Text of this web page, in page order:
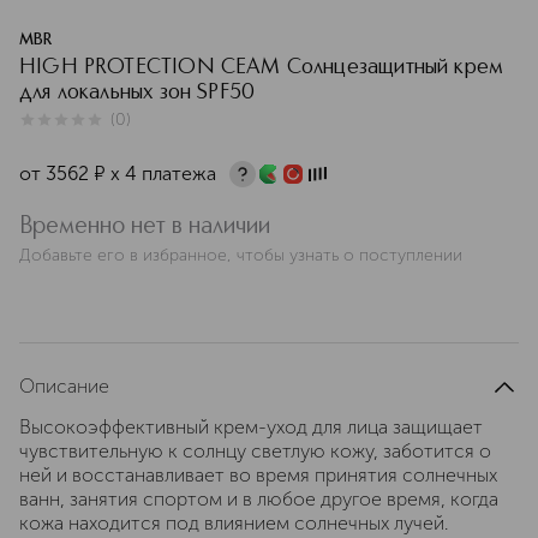
MBR
HIGH PROTECTION CEAM Солнцезащитный крем
для локальных зон SPF50
(0)
от 3562 ¤ х 4 платежа
Временно нет в наличии
Добавьте его в избранное, чтобы узнать о поступлении
Описание
Высокоэффективный крем-уход для лица защищает
чувствительную к солнцу светлую кожу, заботится о
ней и восстанавливает во время принятия солнечных
ванн, занятия спортом и в любое другое время, когда
кожа находится под влиянием солнечных лучей.